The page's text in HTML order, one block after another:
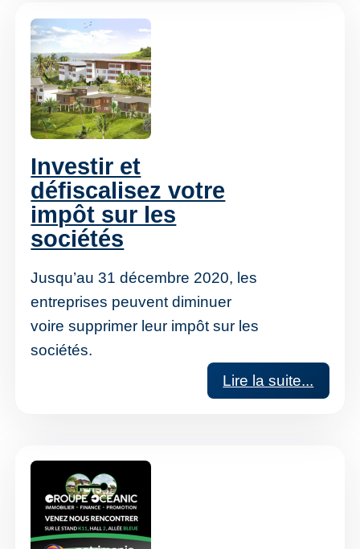
Investir et
défiscalisez votre
impôt sur les
sociétés
Jusqu’au 31 décembre 2020, les
entreprises peuvent diminuer
voire supprimer leur impôt sur les
sociétés.
Lire la suite...